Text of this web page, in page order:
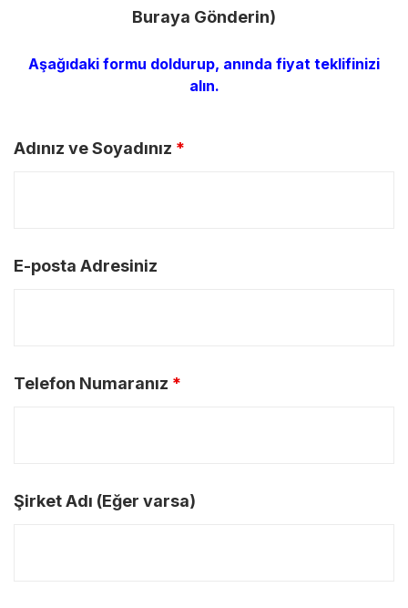
Buraya Gönderin)
Aşağıdaki formu doldurup, anında fiyat teklifinizi
alın.
Adınız ve Soyadınız *
E-posta Adresiniz
Telefon Numaranız *
Şirket Adı (Eğer varsa)